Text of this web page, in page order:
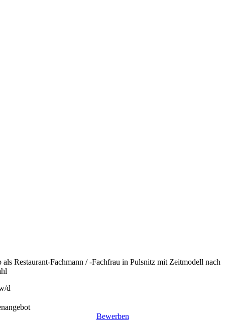
als Restaurant-Fachmann / -Fachfrau in Pulsnitz mit Zeitmodell nach
d
Bewerben